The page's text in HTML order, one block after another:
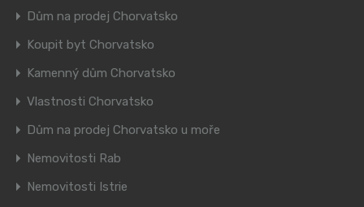
Dům na prodej Chorvatsko
Koupit byt Chorvatsko
Kamenný dům Chorvatsko
Vlastnosti Chorvatsko
Dům na prodej Chorvatsko u moře
Nemovitosti Rab
Nemovitosti Istrie